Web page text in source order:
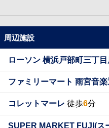
周辺施設
ローソン 横浜戸部町三丁
ファミリーマート 雨宮音
コレットマーレ 徒歩6分